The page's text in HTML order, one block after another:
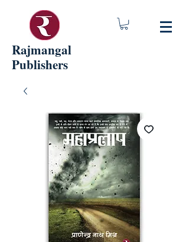
Rajmangal
Publishers